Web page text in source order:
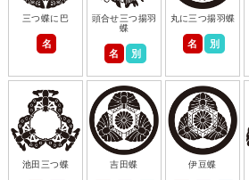
三つ蝶に巴
名
頭合せ三つ揚羽
蝶
名 別
丸に三つ揚羽蝶
名 別
池田三つ蝶 吉田蝶 伊豆蝶